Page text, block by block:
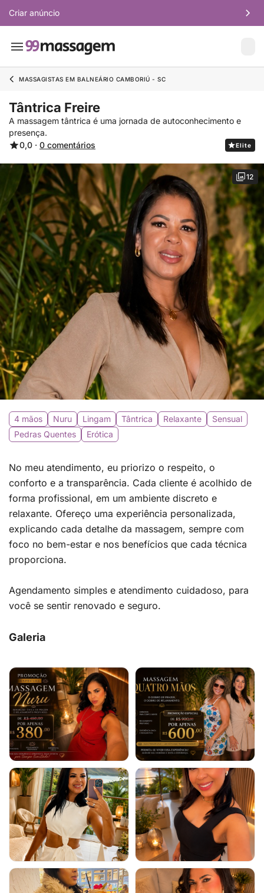
Criar anúncio
MASSAGISTAS EM BALNEÁRIO CAMBORIÚ - SC
Tântrica Freire
A massagem tântrica é uma jornada de autoconhecimento e
presença.
0,0 · 0 comentários Elite
12
4 mãos Nuru Lingam Tântrica Relaxante
Sensual
Pedras Quentes
Erótica
No meu atendimento, eu priorizo o respeito, o
conforto e a transparência. Cada cliente é acolhido de
forma profissional, em um ambiente discreto e
relaxante. Ofereço uma experiência personalizada,
explicando cada detalhe da massagem, sempre com
foco no bem-estar e nos benefícios que cada técnica
proporciona.
Agendamento simples e atendimento cuidadoso, para
você se sentir renovado e seguro.
Galeria